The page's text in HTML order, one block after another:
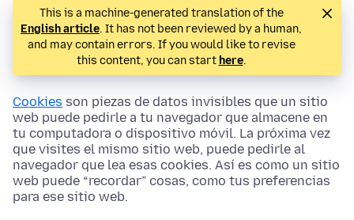
This is a machine-generated translation of the
English article. It has not been reviewed by a human,
and may contain errors. If you would like to revise
this content, you can start here.
Cookies son piezas de datos invisibles que un sitio
web puede pedirle a tu navegador que almacene en
tu computadora o dispositivo móvil. La próxima vez
que visites el mismo sitio web, puede pedirle al
navegador que lea esas cookies. Así es como un sitio
web puede “recordar” cosas, como tus preferencias
para ese sitio web.